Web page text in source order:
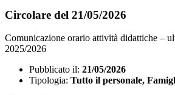
Circolare del 21/05/2026
Comunicazione orario attività didattiche –
2025/2026
Pubblicato il: 21/05/2026
Tipologia: Tutto il personale,